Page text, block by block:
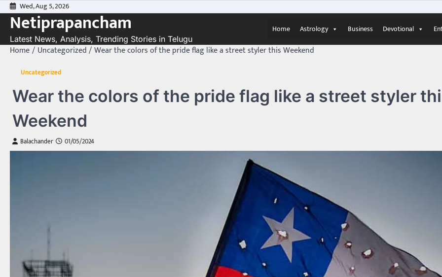
Skip
to
content
Wed, Aug 5, 2026
Netiprapancham
Latest News, Analysis, Trending Stories in Telugu
Home Astrology Business Devotional
Home Uncategorized Wear the colors of the pride flag like a street styler this Weekend
Uncategorized
Wear the colors of the pride flag like a street styler
Weekend
Balachander 01/05/2024